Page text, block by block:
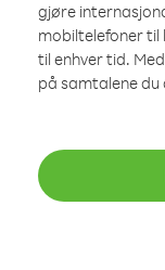
gjøre
mobiltelefoner til
til enhver tid.
på samtalene du